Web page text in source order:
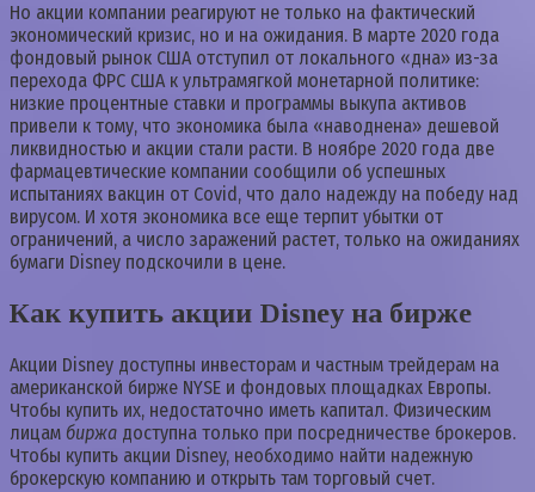
Но акции компании реагируют не только на фактический
экономический кризис, но и на ожидания. В марте 2020 года
фондовый рынок США отступил от локального «дна» из-за
перехода ФРС США к ультрамягкой монетарной политике:
низкие процентные ставки и программы выкупа активов
привели к тому, что экономика была «наводнена» дешевой
ликвидностью и акции стали расти. В ноябре 2020 года две
фармацевтические компании сообщили об успешных
испытаниях вакцин от Covid, что дало надежду на победу над
вирусом. И хотя экономика все еще терпит убытки от
ограничений, а число заражений растет, только на ожиданиях
бумаги Disney подскочили в цене.
Как купить акции Disney на бирже
Акции Disney доступны инвесторам и частным трейдерам на
американской бирже NYSE и фондовых площадках Европы.
Чтобы купить их, недостаточно иметь капитал. Физическим
лицам биржа доступна только при посредничестве брокеров.
Чтобы купить акции Disney, необходимо найти надежную
брокерскую компанию и открыть там торговый счет.